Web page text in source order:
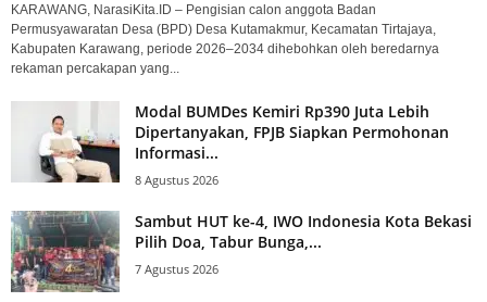
KARAWANG, NarasiKita.ID – Pengisian calon anggota Badan
Permusyawaratan Desa (BPD) Desa Kutamakmur, Kecamatan Tirtajaya,
Kabupaten Karawang, periode 2026–2034 dihebohkan oleh beredarnya
rekaman percakapan yang...
Modal BUMDes Kemiri Rp390 Juta Lebih
Dipertanyakan, FPJB Siapkan Permohonan
Informasi...
8 Agustus 2026
Sambut HUT ke-4, IWO Indonesia Kota Bekasi
Pilih Doa, Tabur Bunga,...
7 Agustus 2026